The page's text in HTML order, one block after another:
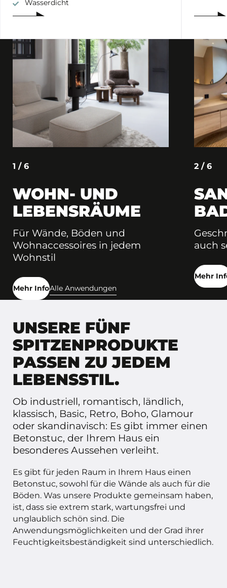
Wasserdicht
1 / 6
WOHN- UND
LEBENSRÄUME
Für Wände, Böden und
Wohnaccessoires in jedem
Wohnstil
Mehr InfoAlle Anwendungen
2 / 6
auch
Mehr
UNSERE FÜNF
SPITZENPRODUKTE
PASSEN ZU JEDEM
LEBENSSTIL.
Ob industriell, romantisch, ländlich,
klassisch, Basic, Retro, Boho, Glamour
oder skandinavisch: Es gibt immer einen
Betonstuc, der Ihrem Haus ein
besonderes Aussehen verleiht.
Es gibt für jeden Raum in Ihrem Haus einen
Betonstuc, sowohl für die Wände als auch für die
Böden. Was unsere Produkte gemeinsam haben,
ist, dass sie extrem stark, wartungsfrei und
unglaublich schön sind. Die
Anwendungsmöglichkeiten und der Grad ihrer
Feuchtigkeitsbeständigkeit sind unterschiedlich.